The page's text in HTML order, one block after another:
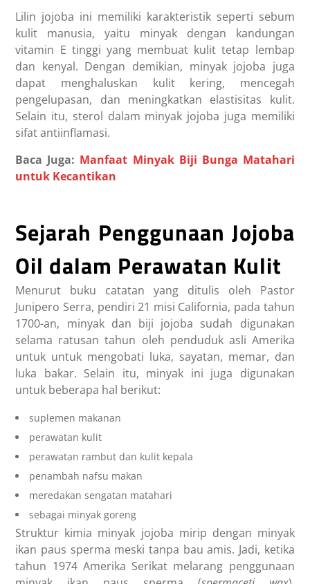
Lilin jojoba ini memiliki karakteristik seperti sebum
kulit manusia, yaitu minyak dengan kandungan
vitamin E tinggi yang membuat kulit tetap lembap
dan kenyal. Dengan demikian, minyak jojoba juga
dapat menghaluskan kulit kering, mencegah
pengelupasan, dan meningkatkan elastisitas kulit.
Selain itu, sterol dalam minyak jojoba juga memiliki
sifat antiinflamasi.
Baca Juga: Manfaat Minyak Biji Bunga Matahari
untuk Kecantikan
Sejarah Penggunaan Jojoba
Oil dalam Perawatan Kulit
Menurut buku catatan yang ditulis oleh Pastor
Junipero Serra, pendiri 21 misi California, pada tahun
1700-an, minyak dan biji jojoba sudah digunakan
selama ratusan tahun oleh penduduk asli Amerika
untuk untuk mengobati luka, sayatan, memar, dan
luka bakar. Selain itu, minyak ini juga digunakan
untuk beberapa hal berikut:
suplemen makanan
perawatan kulit
perawatan rambut dan kulit kepala
penambah nafsu makan
meredakan sengatan matahari
sebagai minyak goreng
Struktur kimia minyak jojoba mirip dengan minyak
ikan paus sperma meski tanpa bau amis. Jadi, ketika
tahun 1974 Amerika Serikat melarang penggunaan